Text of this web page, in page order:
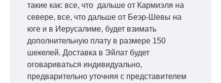
такие как: все, что дальше от Кармиэля на
севере, все, что дальше от Беэр-Шевы на
юге и в Иерусалиме, будет взимать
дополнительную плату в размере 150
шекелей. Доставка в Эйлат будет
оговариваться индивидуально,
предварительно уточняя с представителем